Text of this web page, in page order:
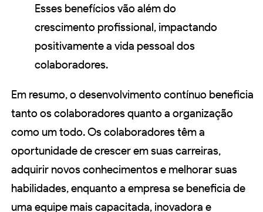
Esses benefícios vão além do
crescimento profissional, impactando
positivamente a vida pessoal dos
colaboradores.
Em resumo, o desenvolvimento contínuo beneficia
tanto os colaboradores quanto a organização
como um todo. Os colaboradores têm a
oportunidade de crescer em suas carreiras,
adquirir novos conhecimentos e melhorar suas
habilidades, enquanto a empresa se beneficia de
uma equipe mais capacitada, inovadora e